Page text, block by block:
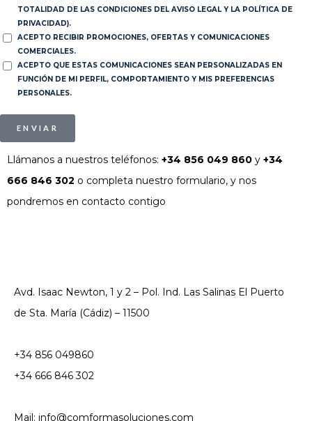
TOTALIDAD DE LAS CONDICIONES DEL AVISO LEGAL Y LA POLÍTICA DE
PRIVACIDAD).
ACEPTO RECIBIR PROMOCIONES, OFERTAS Y COMUNICACIONES
COMERCIALES.
ACEPTO QUE ESTAS COMUNICACIONES SEAN PERSONALIZADAS EN
FUNCIÓN DE MI PERFIL, COMPORTAMIENTO Y MIS PREFERENCIAS
PERSONALES.
ENVIAR
Llámanos a nuestros teléfonos: +34 856 049 860 y +34
666 846 302 o completa nuestro formulario, y nos
pondremos en contacto contigo
Avd. Isaac Newton, 1 y 2 – Pol. Ind. Las Salinas El Puerto
de Sta. María (Cádiz) – 11500
+34 856 049860
+34 666 846 302
Mail: info@comformasoluciones.com